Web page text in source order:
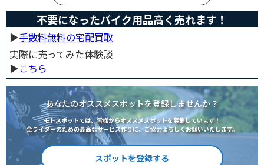
不要になったバイク用品高く売れます！
▶︎手数料無料の宅配買取
実際に売ってみた体験談
▶︎こちら
あなたのオススメスポットを登録しませんか？
モトスポットでは、皆様からオススメスポットを募集しています！
全ライダーのための最高なサービス作りに、ご協力よろしくお願いいたします。
スポットを登録する